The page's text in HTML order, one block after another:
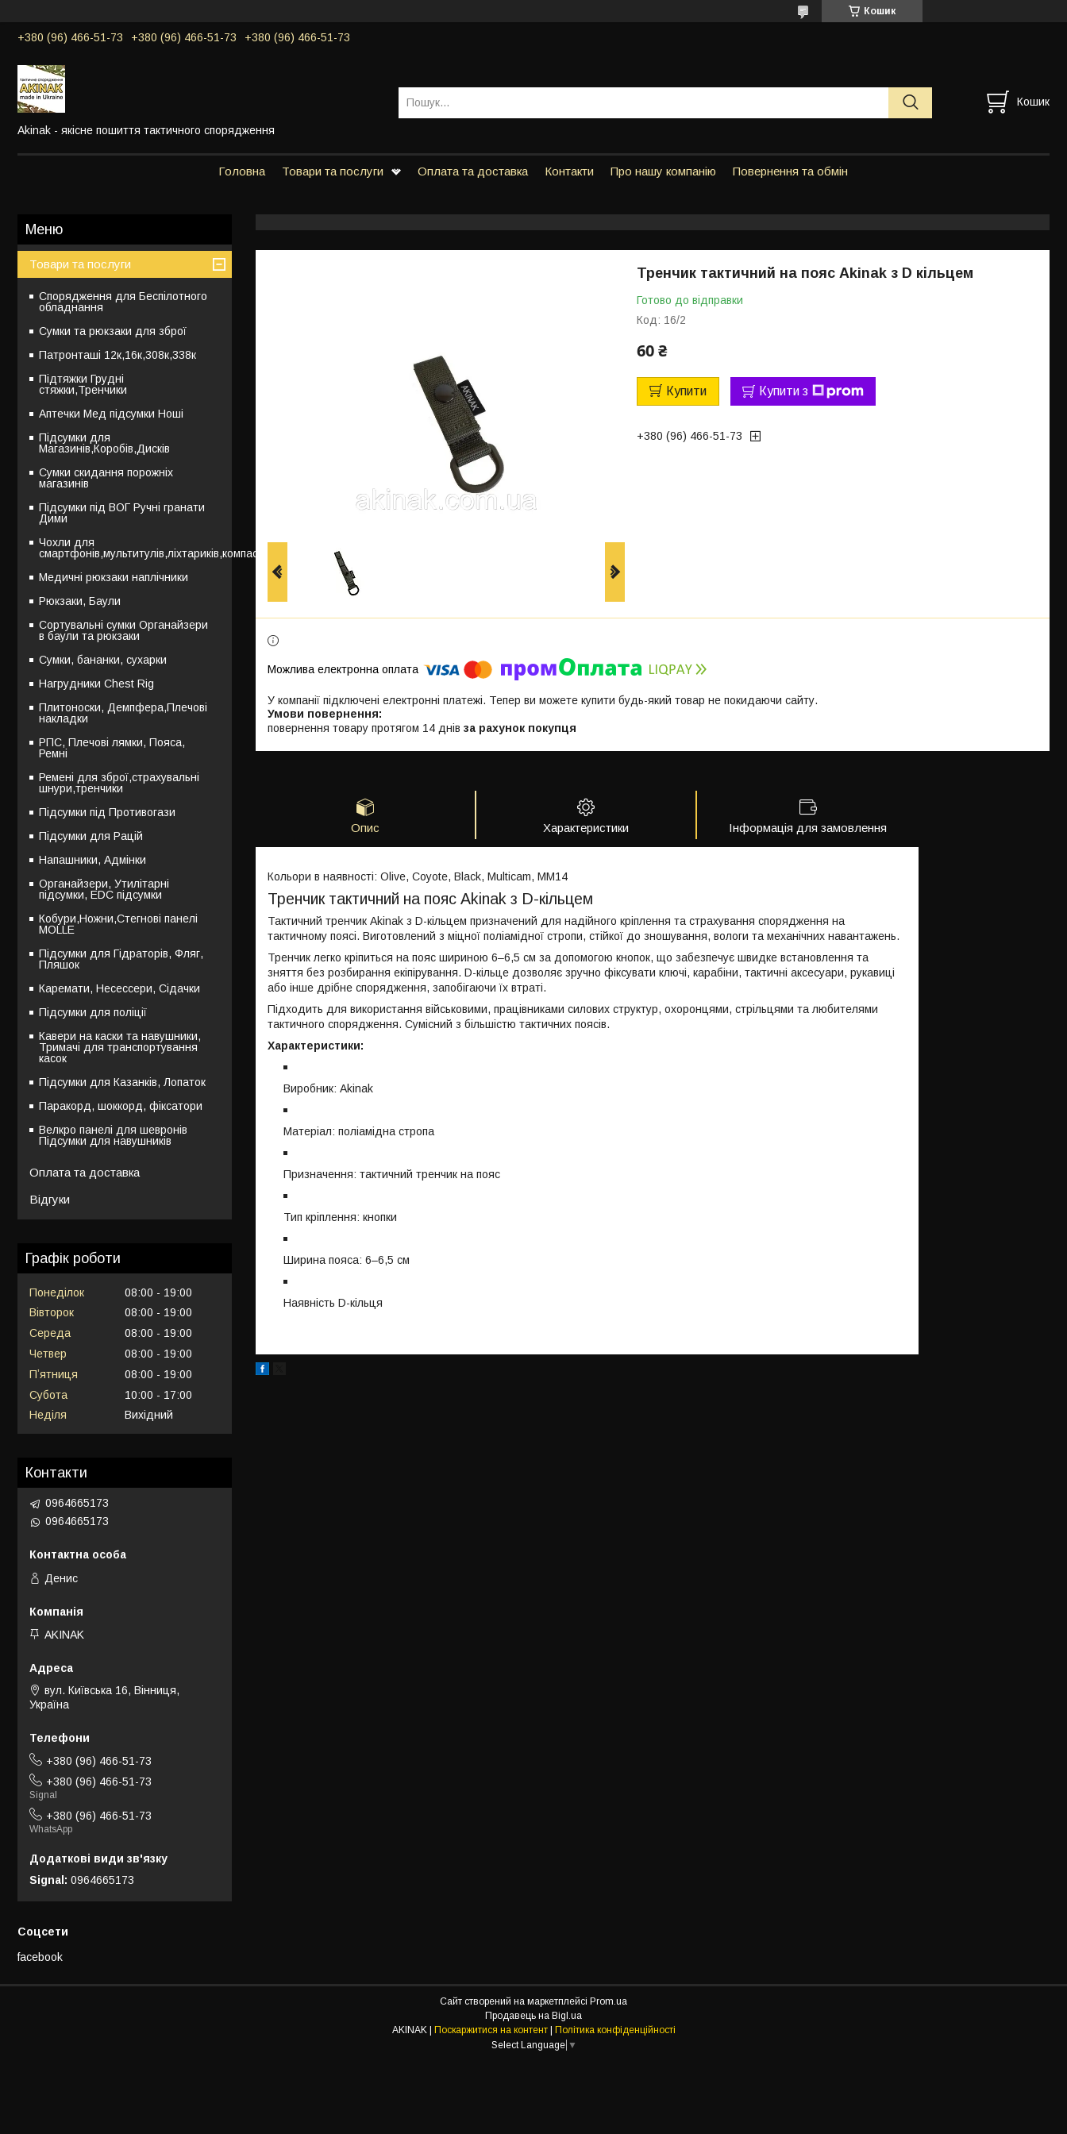
Кошик
+380 (96) 466-51-73 +380 (96) 466-51-73 +380 (96) 466-51-73
Akinak - якісне пошиття тактичного спорядження
Кошик
Головна Товари та послуги Оплата та доставка Контакти Про нашу компанію Повернення та обмін
Тренчик тактичний на пояс Akinak з D кільцем
Готово до відправки
Код: 16/2
60 ₴
Купити Купити з
+380 (96) 466-51-73
У компанії підключені електронні платежі. Тепер ви можете купити будь-який товар не покидаючи сайту.
повернення товару протягом 14 днів за рахунок покупця
Опис Характеристики Інформація для замовлення
Кольори в наявності: Olive, Coyote, Black, Multicam, MM14
Тренчик тактичний на пояс Akinak з D-кільцем
Тактичний тренчик Akinak з D-кільцем призначений для надійного кріплення та страхування спорядження на
тактичному поясі. Виготовлений з міцної поліамідної стропи, стійкої до зношування, вологи та механічних навантажень.
Тренчик легко кріпиться на пояс шириною 6–6,5 см за допомогою кнопок, що забезпечує швидке встановлення та
зняття без розбирання екіпірування. D-кільце дозволяє зручно фіксувати ключі, карабіни, тактичні аксесуари, рукавиці
або інше дрібне спорядження, запобігаючи їх втраті.
Підходить для використання військовими, працівниками силових структур, охоронцями, стрільцями та любителями
тактичного спорядження. Сумісний з більшістю тактичних поясів.
Характеристики:
Виробник: Akinak
Матеріал: поліамідна стропа
Призначення: тактичний тренчик на пояс
Тип кріплення: кнопки
Ширина пояса: 6–6,5 см
Наявність D-кільця
Товари та послуги
Спорядження для Беспілотного
обладнання
Сумки та рюкзаки для зброї
Патронташі 12к,16к,308к,338к
Підтяжки Грудні
стяжки,Тренчики
Аптечки Мед підсумки Ноші
Підсумки для
Магазинів,Коробів,Дисків
Сумки скидання порожніх
магазинів
Підсумки під ВОГ Ручні гранати
Дими
Чохли для
смартфонів,мультитулів,ліхтариків,компасів
Медичні рюкзаки наплічники
Рюкзаки, Баули
Сортувальні сумки Органайзери
в баули та рюкзаки
Сумки, бананки, сухарки
Нагрудники Chest Rig
Плитоноски, Демпфера,Плечові
накладки
РПС, Плечові лямки, Пояса,
Ремні
Ремені для зброї,страхувальні
шнури,тренчики
Підсумки під Противогази
Підсумки для Рацій
Напашники, Адмінки
Органайзери, Утилітарні
підсумки, EDC підсумки
Кобури,Ножни,Стегнові панелі
MOLLE
Підсумки для Гідраторів, Фляг,
Пляшок
Каремати, Несессери, Сідачки
Підсумки для поліції
Кавери на каски та навушники,
Тримачі для транспортування
касок
Підсумки для Казанків, Лопаток
Паракорд, шоккорд, фіксатори
Велкро панелі для шевронів
Підсумки для навушників
Оплата та доставка
Відгуки
Графік роботи
Понеділок 08:00
19:00
Вівторок
08:00
19:00
Середа
08:00
19:00
Четвер
08:00
19:00
Пʼятниця
08:00
19:00
Субота
10:00
17:00
Неділя
Вихідний
Контакти
0964665173
0964665173
Денис
AKINAK
вул. Київська 16, Вінниця,
Україна
+380 (96) 466-51-73
+380 (96) 466-51-73
Signal
+380 (96) 466-51-73
WhatsApp
Signal 0964665173
Соцсети
facebook
Сайт створений на маркетплейсі Prom.ua
Продавець на Bigl.ua
Поскаржитися на контент
Політика конфіденційності
Select Language ▼